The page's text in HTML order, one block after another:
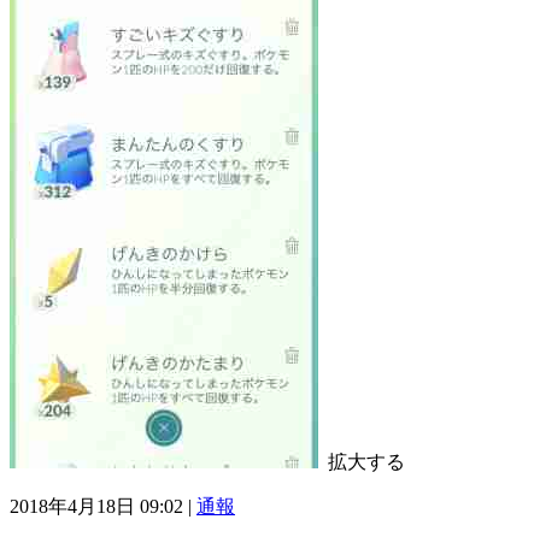
拡大する
2018年4月18日 09:02 | 通報